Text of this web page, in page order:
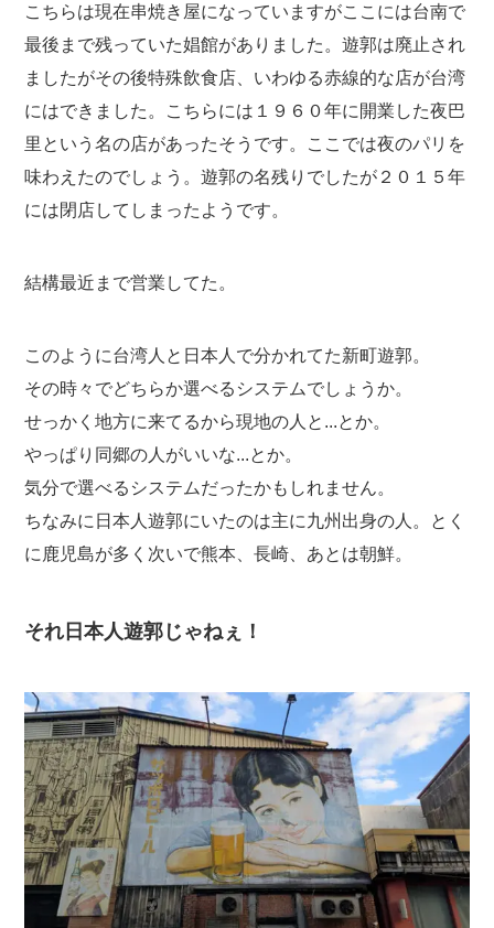
こちらは現在串焼き屋になっていますがここには台南で
最後まで残っていた娼館がありました。遊郭は廃止され
ましたがその後特殊飲食店、いわゆる赤線的な店が台湾
にはできました。こちらには１９６０年に開業した夜巴
里という名の店があったそうです。ここでは夜のパリを
味わえたのでしょう。遊郭の名残りでしたが２０１５年
には閉店してしまったようです。
結構最近まで営業してた。
このように台湾人と日本人で分かれてた新町遊郭。
その時々でどちらか選べるシステムでしょうか。
せっかく地方に来てるから現地の人と...とか。
やっぱり同郷の人がいいな...とか。
気分で選べるシステムだったかもしれません。
ちなみに日本人遊郭にいたのは主に九州出身の人。とく
に鹿児島が多く次いで熊本、長崎、あとは朝鮮。
それ日本人遊郭じゃねぇ！